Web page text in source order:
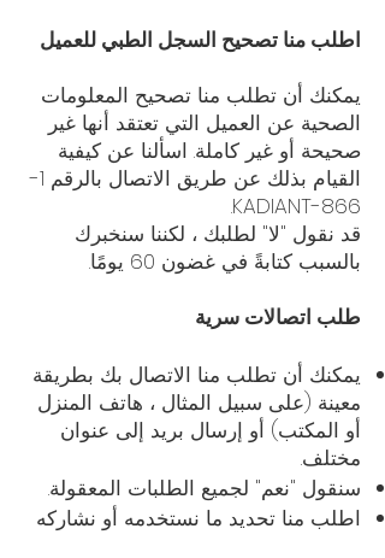
اطلب منا تصحيح السجل الطبي للعميل
يمكنك أن تطلب منا تصحيح المعلومات
الصحية عن العميل التي تعتقد أنها غير
صحيحة أو غير كاملة. اسألنا عن كيفية
القيام بذلك عن طريق الاتصال بالرقم 1-
866-KADIANT.
قد نقول "لا" لطلبك ، لكننا سنخبرك
بالسبب كتابةً في غضون 60 يومًا.
طلب اتصالات سرية
يمكنك أن تطلب منا الاتصال بك بطريقة
معينة (على سبيل المثال ، هاتف المنزل
أو المكتب) أو إرسال بريد إلى عنوان
مختلف.
سنقول "نعم" لجميع الطلبات المعقولة.
اطلب منا تحديد ما نستخدمه أو نشاركه